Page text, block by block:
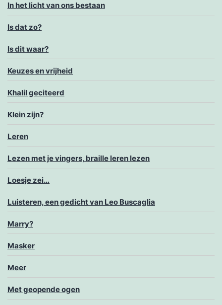
In het licht van ons bestaan
Is dat zo?
Is dit waar?
Keuzes en vrijheid
Khalil geciteerd
Klein zijn?
Leren
Lezen met je vingers, braille leren lezen
Loesje zei…
Luisteren, een gedicht van Leo Buscaglia
Marry?
Masker
Meer
Met geopende ogen